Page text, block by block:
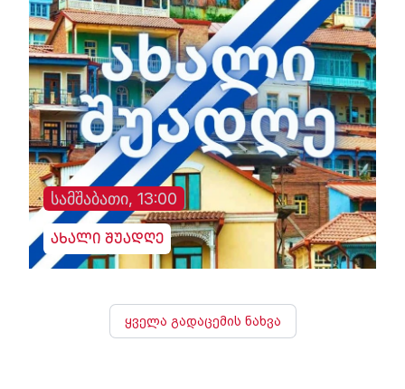
სამშაბათი, 13:00
ახალი შუადღე
ყველა გადაცემის ნახვა